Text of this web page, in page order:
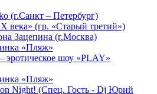
(г.Санкт – Петербург)
века» (гр. «Старый третий»)
Зацепина (г.Москва)
«Пляж»
эротическое шоу «PLAY»
«Пляж»
Night! (Спец. Гость - Dj Юрий